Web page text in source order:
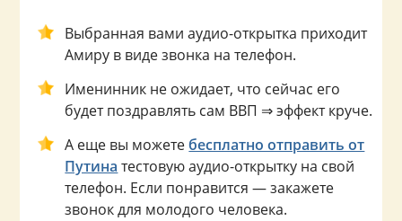
Выбранная вами аудио-открытка приходит
Амиру в виде звонка на телефон.
Именинник не ожидает, что сейчас его
будет поздравлять сам ВВП ⇒ эффект круче.
А еще вы можетебесплатно отправить от
Путина тестовую аудио-открытку на свой
телефон. Если понравится — закажете
звонок для молодого человека.